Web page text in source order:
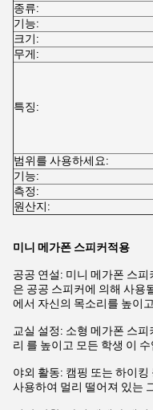
종류:
기능:
크기:
무게:
특징:
범위를 사용하세요:
기능:
측정:
원산지:
미니 메가폰 스피커 적용
공공 연설: 미니 메가폰 스
은 공공 스피커에 의해 사용
에서 자신의 목소리를 높이
교실 설정: 소형 메가폰 스
리 를 높이고 모든 학생 이
야외 활동: 캠핑 또는 하이
사용하여 멀리 떨어져 있는